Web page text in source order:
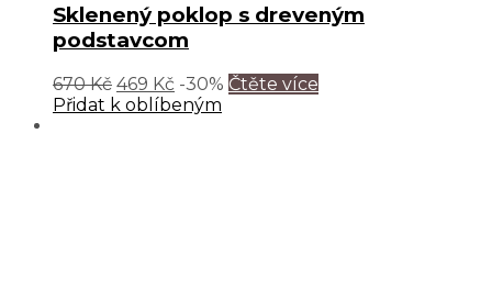
Sklenený poklop s dreveným
podstavcom
670Kč 469 Kč -30% Čtěte více
Přidat k oblíbeným